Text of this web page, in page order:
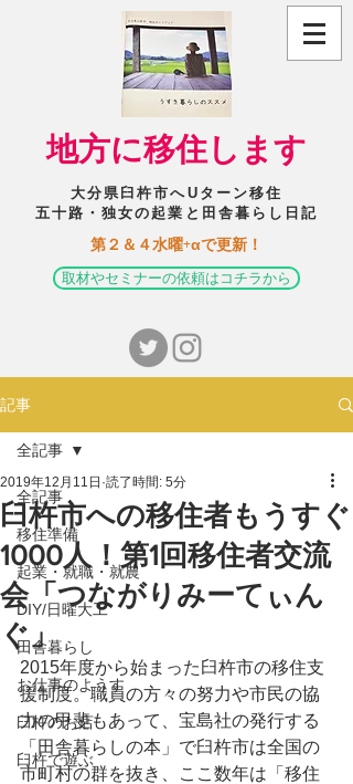
​地方に移住します
大分県臼杵市へUターン移住
五十路・独女の起業と田舎暮らし日記
​第２＆４水曜+αで更新！
取材やセミナーの依頼はコチラから
記事
全記事
移住準備
起業・就職・就農
DIY/日曜大工
田舎暮らし
お仕事のようす
臼杵のお店
臼杵で遊ぶ
全記事
臼杵市への移住者もうすぐ
1000人！第1回移住者交流
会「つながりみーてぃん
ぐ」
2019年12月11日 読了時間: 5分
2015年度から始まった臼杵市の移住支
援制度。職員の方々の努力や市民の協
力の甲斐もあって、宝島社の発行する
「田舎暮らしの本」で臼杵市は全国の
市町村の群を抜き、ここ数年は「移住